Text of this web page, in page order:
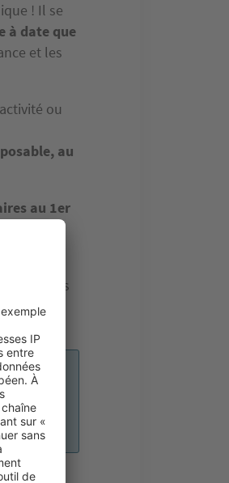
! Il se
à date que
et les
ou
au
au 1er
de moins